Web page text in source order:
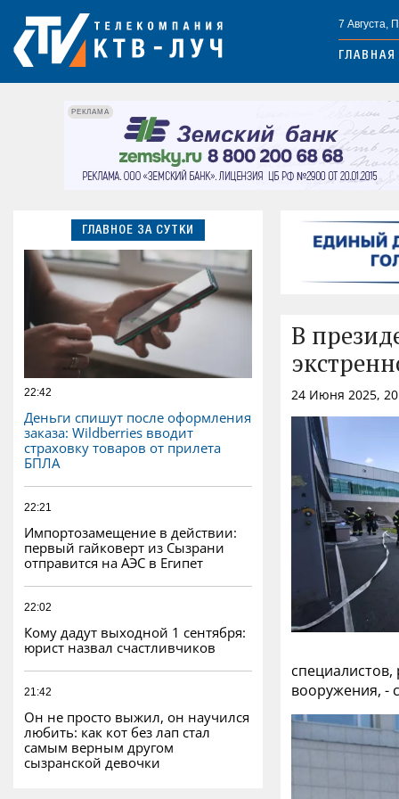
7 Августа,
ГЛАВНАЯ
РЕКЛАМА
ГЛАВНОЕ ЗА СУТКИ
22:42
Деньги спишут после оформления
заказа: Wildberries вводит
страховку товаров от прилета
БПЛА
22:21
Импортозамещение в действии:
первый гайковерт из Сызрани
отправится на АЭС в Египет
22:02
Кому дадут выходной 1 сентября:
юрист назвал счастливчиков
21:42
Он не просто выжил, он научился
любить: как кот без лап стал
самым верным другом
сызранской девочки
В
24 Июня 2025,
вооружения, -